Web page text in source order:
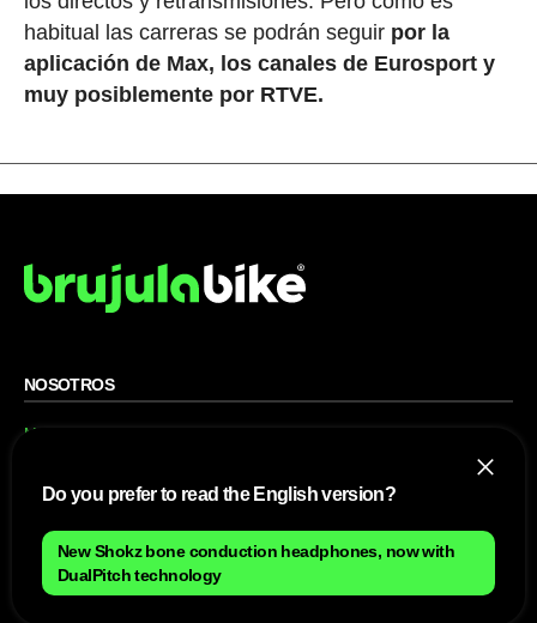
habitual las carreras se podrán seguir por la
aplicación de Max, los canales de Eurosport y
muy posiblemente por RTVE.
NOSOTROS
Mapa del sitio
Política de cookies
Política de privacidad
Trabaja con nosotros
WEBS AMIGAS
Do you prefer to read the English version?
New Shokz bone conduction headphones, now with
DualPitch technology